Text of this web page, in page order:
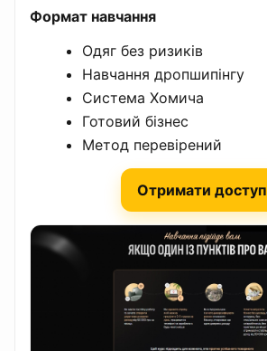
Формат навчання
Одяг без ризиків
Навчання дропшипінгу
Система Хомича
Готовий бізнес
Метод перевірений
Отримати доступ